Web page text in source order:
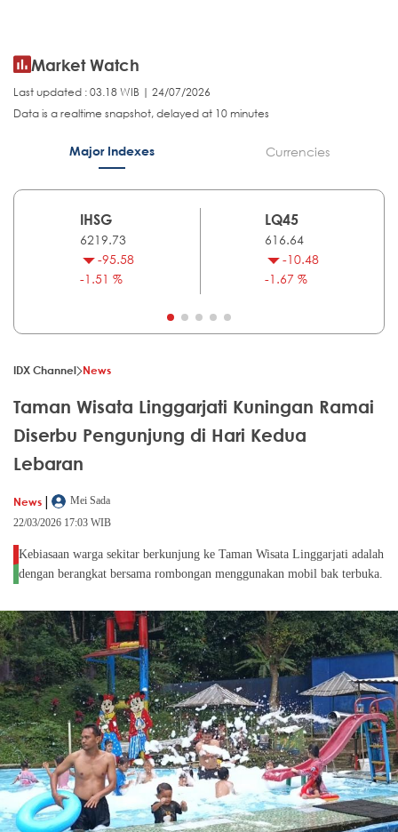
Market Watch
Last updated : 03.18 WIB | 24/07/2026
Data is a realtime snapshot, delayed at 10 minutes
Major Indexes Currencies
IHSG
6219.73
-95.58
-1.51 %
LQ45
616.64
-10.48
-1.67 %
IDX Channel News
Taman Wisata Linggarjati Kuningan Ramai
Diserbu Pengunjung di Hari Kedua
Lebaran
News |
Mei Sada
22/03/2026 17:03 WIB
Kebiasaan warga sekitar berkunjung ke Taman Wisata Linggarjati adalah
dengan berangkat bersama rombongan menggunakan mobil bak terbuka.